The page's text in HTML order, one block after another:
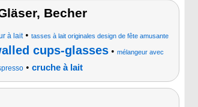
Becher
à lait• tasses à lait originales design de fête amusante
cups-glasses• mélangeur avec
• cruche à lait